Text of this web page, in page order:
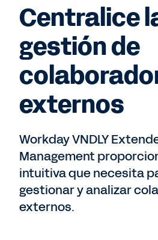
Centralice
gestión de
externos
Workday VNDLY
Management
intuitiva que necesita
gestionar y analizar
externos.